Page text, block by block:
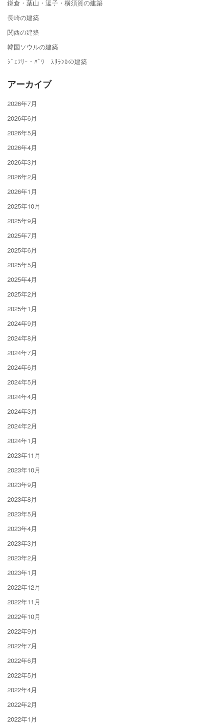
鎌倉・葉山・逗子・横須賀の建築
長崎の建築
関西の建築
韓国ソウルの建築
ｼﾞｪﾌﾘｰ・ﾊﾞﾜ ｽﾘﾗﾝｶの建築
アーカイブ
2026年7月
2026年6月
2026年5月
2026年4月
2026年3月
2026年2月
2026年1月
2025年10月
2025年9月
2025年7月
2025年6月
2025年5月
2025年4月
2025年2月
2025年1月
2024年9月
2024年8月
2024年7月
2024年6月
2024年5月
2024年4月
2024年3月
2024年2月
2024年1月
2023年11月
2023年10月
2023年9月
2023年8月
2023年5月
2023年4月
2023年3月
2023年2月
2023年1月
2022年12月
2022年11月
2022年10月
2022年9月
2022年7月
2022年6月
2022年5月
2022年4月
2022年2月
2022年1月